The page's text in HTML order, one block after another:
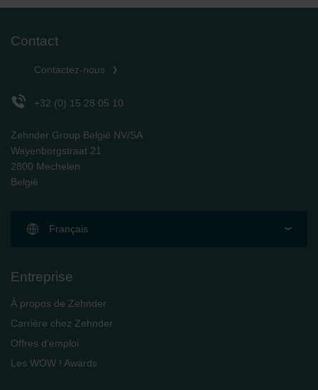
Zehnder Group Sales International: Privacy Policy
Zehnder Polska Sp. z o.o.: Oświadczenie o ochronie
Zehnder Group UK Limited: Privacy Policy
Contact
Contactez-nous
+32 (0) 15 28 05 10
Zehnder Group België NV/SA
Wayenborgstraat 21
2800 Mechelen
België
Français
Entreprise
À propos de Zehnder
Carrière chez Zehnder
Offres d'emploi
Les WOW ! Awards